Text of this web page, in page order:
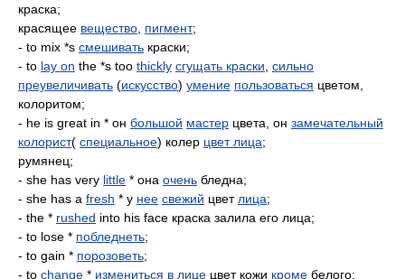
краска;
красящее вещество пигмент;
- to mix *s смешивать краски;
- to lay on the *s too thickly сгущать краски сильно
преувеличивать (искусство) умение пользоваться цветом,
колоритом;
- he is great in * он большой мастер цвета, он замечательный
колорист( специальное) колер цвет лица;
румянец;
- she has very little * она очень бледна;
- she has a fresh * у нее свежий цвет лица;
- the * rushed into his face краска залила его лица;
- to lose * побледнеть;
- to gain * порозоветь;
- to change * измениться в лице цвет кожи кроме белого;